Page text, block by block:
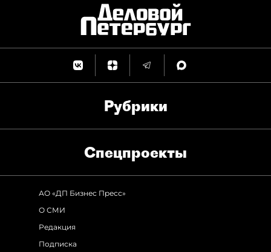
Рубрики
Спец­проекты
АО «ДП Бизнес Пресс»
О СМИ
Редакция
Подписка